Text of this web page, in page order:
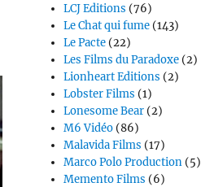
LCJ Editions (76)
Le Chat qui fume (143)
Le Pacte (22)
Les Films du Paradoxe (2)
Lionheart Editions (2)
Lobster Films (1)
Lonesome Bear (2)
M6 Vidéo (86)
Malavida Films (17)
Marco Polo Production (5)
Memento Films (6)